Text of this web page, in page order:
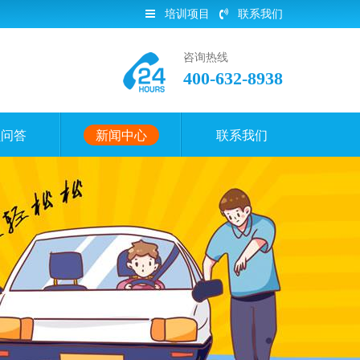
培训项目 联系我们
咨询热线
400-632-8938
答 新闻中心 联系我们